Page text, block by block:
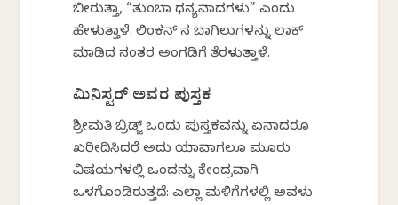
ಬೀರುತ್ತಾ, “ತುಂಬಾ ಧನ್ಯವಾದಗಳು” ಎಂದು
ಹೇಳುತ್ತಾಳೆ. ಲಿಂಕನ್ ನ ಬಾಗಿಲುಗಳನ್ನು ಲಾಕ್
ಮಾಡಿದ ನಂತರ ಅಂಗಡಿಗೆ ತೆರಳುತ್ತಾಳೆ.
ಮಿನಿಸ್ಟರ್ ಅವರ ಪುಸ್ತಕ
ಶ್ರೀಮತಿ ಬ್ರಿಡ್ಜ್ ಒಂದು ಪುಸ್ತಕವನ್ನು ಏನಾದರೂ
ಖರೀದಿಸಿದರೆ ಅದು ಯಾವಾಗಲೂ ಮೂರು
ವಿಷಯಗಳಲ್ಲಿ ಒಂದನ್ನು ಕೇಂದ್ರವಾಗಿ
ಒಳಗೊಂಡಿರುತ್ತದೆ: ಎಲ್ಲಾ ಮಳಿಗೆಗಳಲ್ಲಿ ಅವಳು